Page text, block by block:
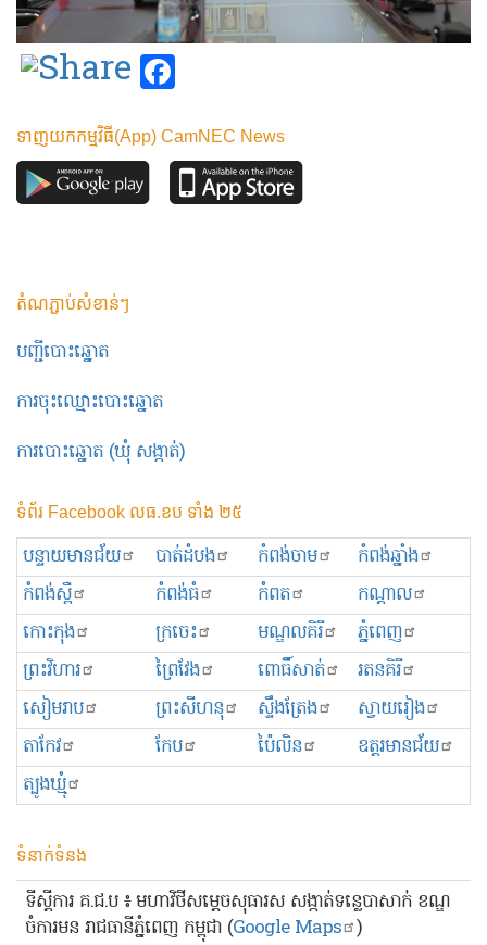
ទាញយកកម្មវិធី(App) CamNEC News
តំណភ្ជាប់សំខាន់ៗ
បញ្ជីបោះឆ្នោត
ការចុះឈ្មោះបោះឆ្នោត
ការបោះឆ្នោត (ឃុំ សង្កាត់)
ទំព័រ Facebook លធ.ខប ទាំង ២៥
បន្ទាយមានជ័យ បាត់ដំបង កំពង់ចាម
កំពង់ឆ្នាំង
កំពង់ស្ពឺ
កំពង់ធំ កំពត
កណ្ដាល
កោះកុង
ក្រចេះ មណ្ឌលគិរី
ភ្នំពេញ
ព្រះ​វិហារ
ព្រៃវែង ពោធិ៍សាត់
រតនគិរី
សៀមរាប
ព្រះសីហនុ ស្ទឹងត្រែង
ស្វាយរៀង
តាកែវ
កែប ប៉ៃលិន
ឧត្ដរមានជ័យ
ត្បូងឃ្មុំ
ទំនាក់ទំនង
ទីស្ដីការ គ.ជ.ប ៖ មហាវិថីសម្ដេចសុធារស សង្កាត់ទន្លេបាសាក់ ខណ្ឌ
ចំការមន រាជធានីភ្នំពេញ កម្ពុជា (Google Maps )